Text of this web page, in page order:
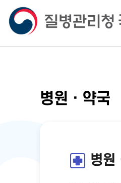
병원ㆍ약국
병원